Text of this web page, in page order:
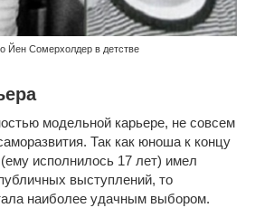
Йен Сомерхолдер в детстве
модельной карьере, не совсем
Так как юноша к концу
(ему исполнилось 17 лет) имел
выступлений, то
наиболее удачным выбором.